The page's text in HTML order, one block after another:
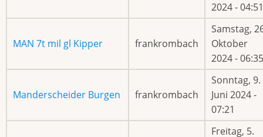
2024 - 04:51
MAN 7t mil gl Kipper frankrombach
Samstag,
Oktober
2024 - 06:35
Manderscheider Burgen frankrombach
Sonntag, 9.
Juni 2024 -
07:21
Freitag, 5.